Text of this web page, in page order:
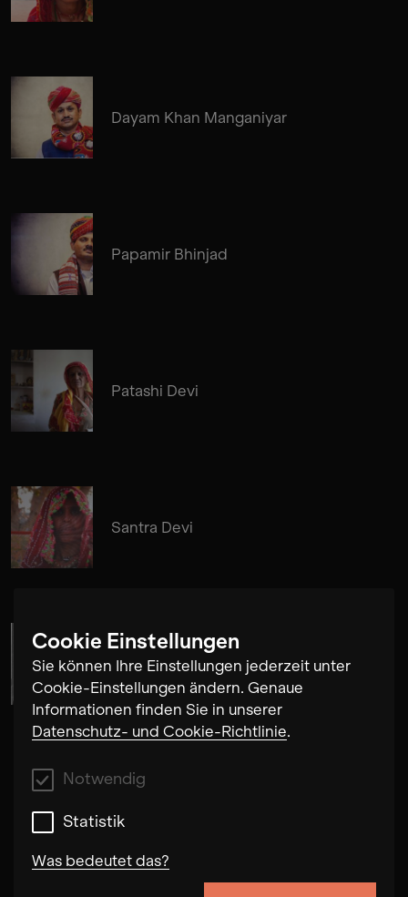
Cookie Einstellungen
Sie können Ihre Einstellungen jederzeit unter
Cookie-Einstellungen ändern. Genaue
Informationen finden Sie in unserer
Datenschutz- und Cookie-Richtlinie.
Notwendig
Statistik
Was bedeutet das?
Dayam Khan Manganiyar
Papamir Bhinjad
Patashi Devi
Santra Devi
Cosima Gerhardt